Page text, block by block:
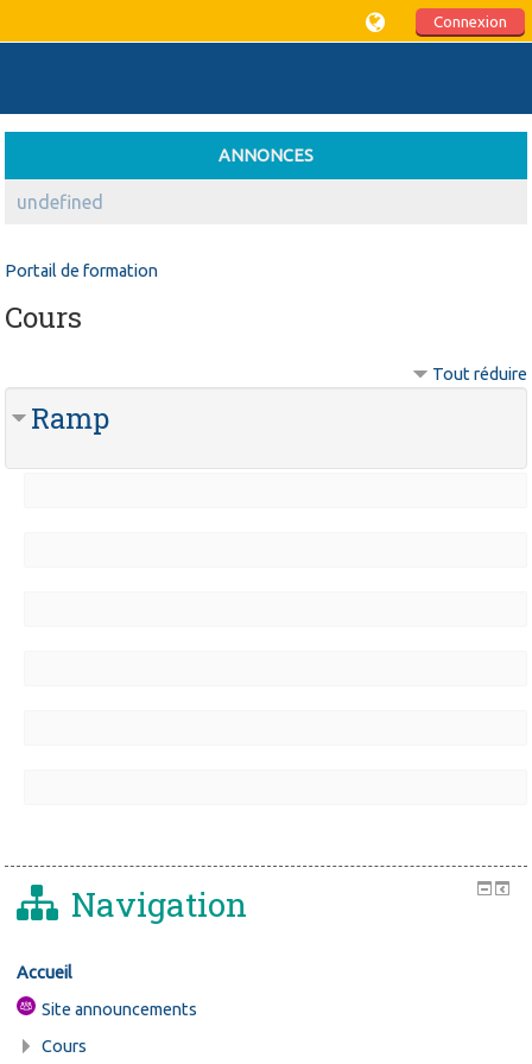
Connexion
ANNONCES
undefined
Portail de formation
Cours
Tout réduire
Ramp
Navigation
Accueil
Site announcements
Cours